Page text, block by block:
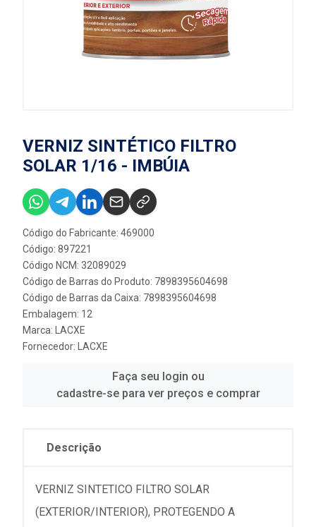
VERNIZ SINTÉTICO FILTRO
SOLAR 1/16 - IMBÚIA
Código do Fabricante: 469000
Código: 897221
Código NCM: 32089029
Código de Barras do Produto: 7898395604698
Código de Barras da Caixa: 7898395604698
Embalagem: 12
Marca:
LACXE
Fornecedor:
LACXE
Faça seu login ou
cadastre-se para ver preços e comprar
Descrição
VERNIZ SINTETICO FILTRO SOLAR
(EXTERIOR/INTERIOR), PROTEGENDO A